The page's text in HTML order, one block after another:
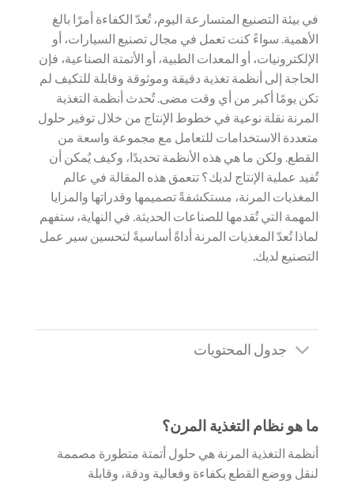
في بيئة التصنيع المتسارعة اليوم، تُعدّ الكفاءة أمرًا بالغ
الأهمية. سواءً كنت تعمل في مجال تصنيع السيارات، أو
الإلكترونيات، أو المعدات الطبية، أو الأتمتة الصناعية، فإن
الحاجة إلى أنظمة تغذية دقيقة وموثوقة وقابلة للتكيف لم
تكن يومًا أكبر من أي وقت مضى. تُحدث أنظمة التغذية
المرنة نقلة نوعية في خطوط الإنتاج من خلال توفير حلول
متعددة الاستخدامات للتعامل مع مجموعة واسعة من
القطع. ولكن ما هي هذه الأنظمة تحديدًا، وكيف يُمكن أن
تُفيد عملية الإنتاج لديك؟ تتعمق هذه المقالة في عالم
المغذيات المرنة، مستكشفةً تصميمها وقدراتها والمزايا
المهمة التي تُقدمها للصناعات الحديثة. في النهاية، ستفهم
لماذا تُعدّ المغذيات المرنة أداةً أساسيةً لتحسين سير عمل
التصنيع لديك.
جدول المحتويات
ما هو نظام التغذية المرن؟
أنظمة التغذية المرنة هي حلول أتمتة متطورة مصممة
لنقل ووضع القطع بكفاءة وفعالية ودقة، وقابلة